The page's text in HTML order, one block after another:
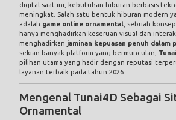
digital saat ini, kebutuhan hiburan berbasis
meningkat. Salah satu bentuk hiburan modern
adalah game online ornamental , sebuah
hanya menghadirkan keseruan visual dan
menghadirkan jaminan kepuasan penuh dalam
sekian banyak platform yang bermunculan,
pilihan utama yang hadir dengan reputasi
layanan terbaik pada tahun 2026.
Mengenal Tunai4D Sebagai
Ornamental